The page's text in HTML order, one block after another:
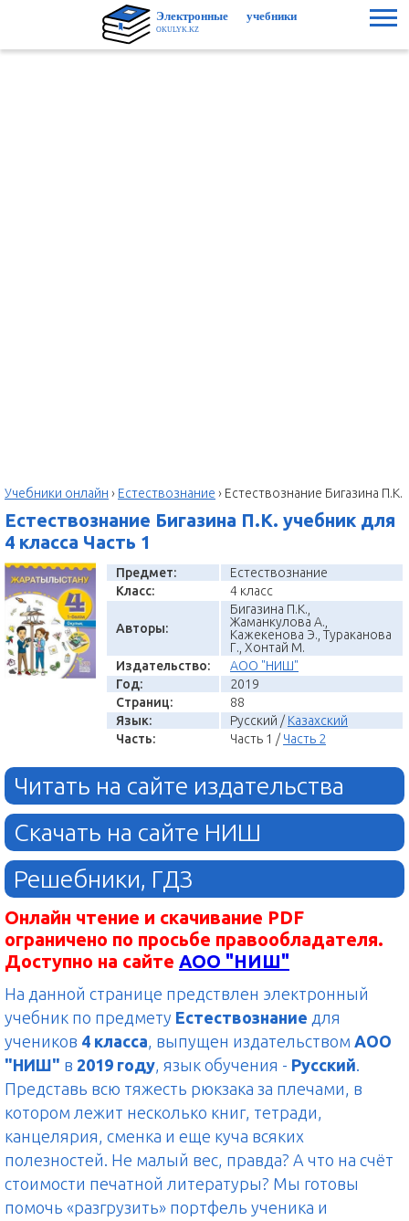
Учебники онлайн › Естествознание › Естествознание Бигазина П.К.
Естествознание Бигазина П.К. учебник для
4 класса Часть 1
Предмет:
Естествознание
Класс:
4 класс
Авторы:
Бигазина П.К.,
Жаманкулова А.,
Кажекенова Э., Тураканова
Г., Хонтай М.
Издательство:
АОО "НИШ"
Год:
2019
Страниц:
88
Язык:
Русский / Казахский
Часть:
Часть 1 / Часть 2
Читать на сайте издательства
Скачать на сайте НИШ
Решебники, ГДЗ
Онлайн чтение и скачивание PDF
ограничено по просьбе правообладателя.
Доступно на сайте АОО "НИШ"
На данной странице предствлен электронный
учебник по предмету Естествознание для
учеников 4 класса, выпущен издательством АОО
"НИШ" в 2019 году, язык обучения - Русский.
Представь всю тяжесть рюкзака за плечами, в
котором лежит несколько книг, тетради,
канцелярия, сменка и еще куча всяких
полезностей. Не малый вес, правда? А что на счёт
стоимости печатной литературы? Мы готовы
помочь «разгрузить» портфель ученика и